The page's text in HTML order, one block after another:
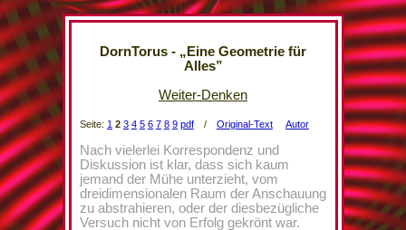
DornTorus - „Eine Geometrie für
Alles”
Weiter-Denken
Seite: 1 2 3 4 5 6 7 8 9 pdf/ Original-Text Autor
Nach vielerlei Korrespondenz und
Diskussion ist klar, dass sich kaum
jemand der Mühe unterzieht, vom
dreidimensionalen Raum der Anschauung
zu abstrahieren, oder der diesbezügliche
Versuch nicht von Erfolg gekrönt war.